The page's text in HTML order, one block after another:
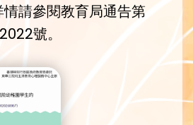
請參閱教育局通告第
號。